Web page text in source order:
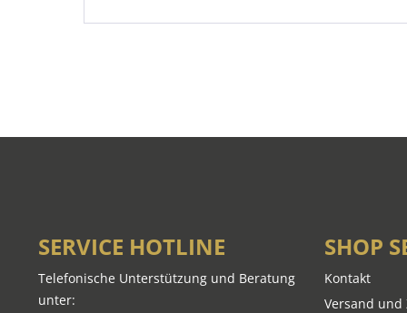
SERVICE HOTLINE
Telefonische Unterstützung und Beratung
unter:
SHOP
Kontakt
Versand